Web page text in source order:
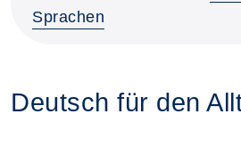
Sprachen
Deutsch für den